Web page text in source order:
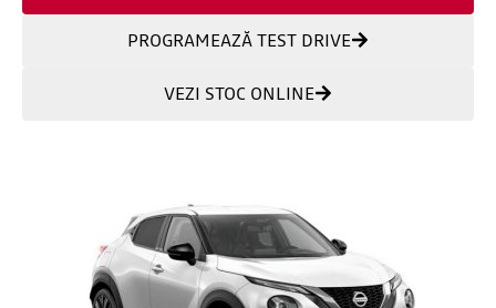
PROGRAMEAZĂ TEST DRIVE
VEZI STOC ONLINE